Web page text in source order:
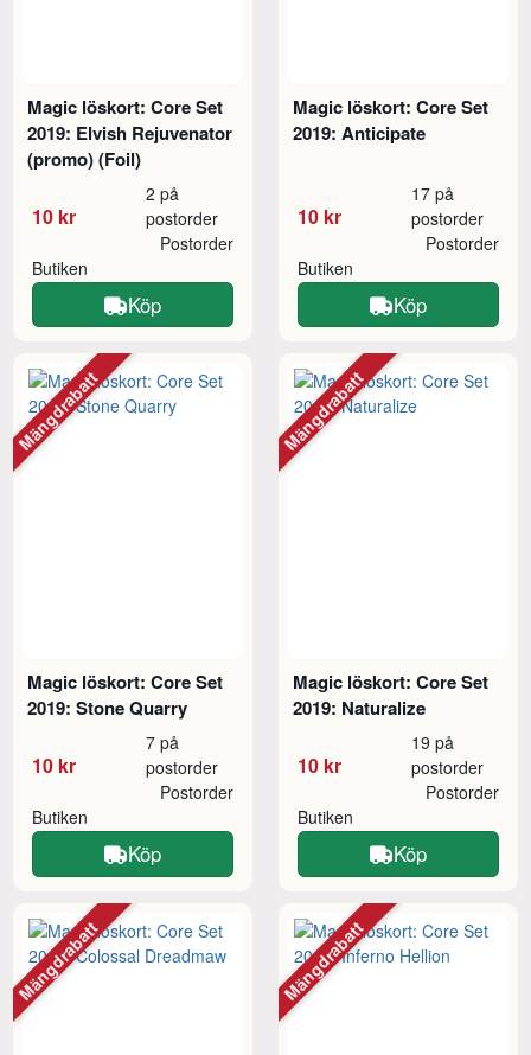
Magic löskort: Core Set
2019: Elvish Rejuvenator
(promo) (Foil)
10 kr
2 på
postorder
Butiken
Postorder
Köp
Magic löskort: Core Set
2019: Anticipate
10 kr
17 på
postorder
Butiken
Postorder
Köp
Magic löskort: Core Set
2019: Stone Quarry
10 kr
7 på
postorder
Butiken
Postorder
Köp
Mängdrabatt
Magic löskort: Core Set
2019: Naturalize
10 kr
19 på
postorder
Butiken
Postorder
Köp
Mängdrabatt
Mängdrabatt Mängdrabatt